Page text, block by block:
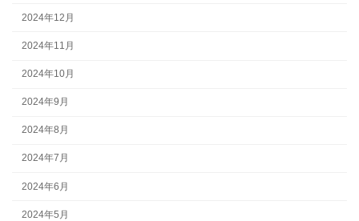
2024年12月
2024年11月
2024年10月
2024年9月
2024年8月
2024年7月
2024年6月
2024年5月